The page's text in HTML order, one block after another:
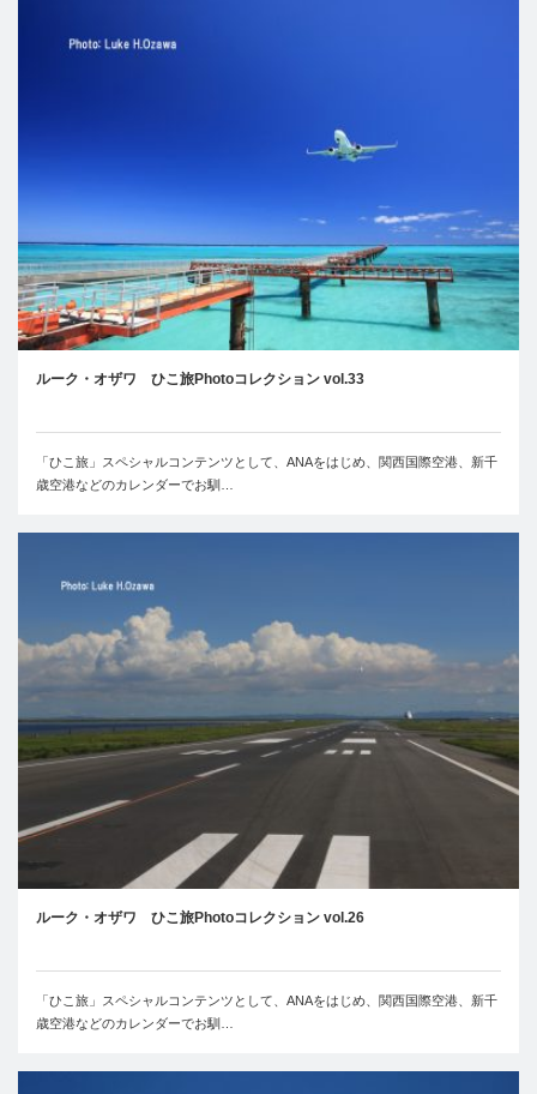
ルーク・オザワ ひこ旅Photoコレクション vol.33
「ひこ旅」スペシャルコンテンツとして、ANAをはじめ、関西国際空港、新千
歳空港などのカレンダーでお馴…
ルーク・オザワ ひこ旅Photoコレクション vol.26
「ひこ旅」スペシャルコンテンツとして、ANAをはじめ、関西国際空港、新千
歳空港などのカレンダーでお馴…